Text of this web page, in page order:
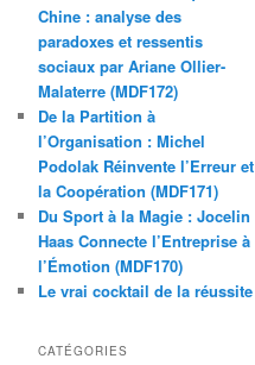
Chine : analyse des
paradoxes et ressentis
sociaux par Ariane Ollier-
Malaterre (MDF172)
De la Partition à
l’Organisation : Michel
Podolak Réinvente l’Erreur et
la Coopération (MDF171)
Du Sport à la Magie : Jocelin
Haas Connecte l’Entreprise à
l’Émotion (MDF170)
Le vrai cocktail de la réussite
CATÉGORIES